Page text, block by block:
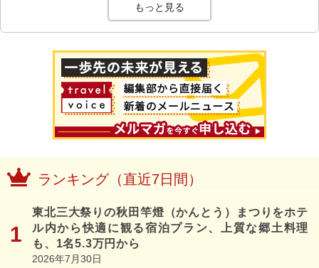
もっと見る
ランキング（直近7日間）
東北三大祭りの秋田竿燈（かんとう）まつりをホテ
ル内から快適に観る宿泊プラン、上質な郷土料理
も、1名5.3万円から
2026年7月30日